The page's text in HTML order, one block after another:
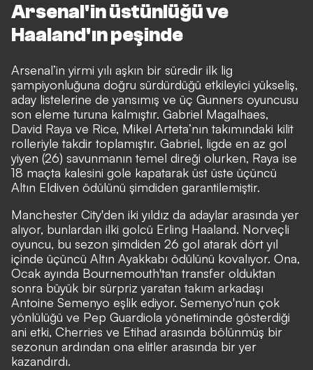
Arsenal'in üstünlüğü ve
Haaland'ın peşinde
Arsenal’in yirmi yılı aşkın bir süredir ilk lig
şampiyonluğuna doğru sürdürdüğü etkileyici yükseliş,
aday listelerine de yansımış ve üç Gunners oyuncusu
son eleme turuna kalmıştır. Gabriel Magalhaes,
David Raya ve Rice, Mikel Arteta’nın takımındaki kilit
rolleriyle takdir toplamıştır. Gabriel, ligde en az gol
yiyen (26) savunmanın temel direği olurken, Raya ise
18 maçta kalesini gole kapatarak üst üste üçüncü
Altın Eldiven ödülünü şimdiden garantilemiştir.
Manchester City'den iki yıldız da adaylar arasında yer
alıyor, bunlardan ilki golcü Erling Haaland. Norveçli
oyuncu, bu sezon şimdiden 26 gol atarak dört yıl
içinde üçüncü Altın Ayakkabı ödülünü kovalıyor. Ona,
Ocak ayında Bournemouth'tan transfer olduktan
sonra büyük bir sürpriz yaratan takım arkadaşı
Antoine Semenyo eşlik ediyor. Semenyo'nun çok
yönlülüğü ve Pep Guardiola yönetiminde gösterdiği
ani etki, Cherries ve Etihad arasında bölünmüş bir
sezonun ardından ona elitler arasında bir yer
kazandırdı.